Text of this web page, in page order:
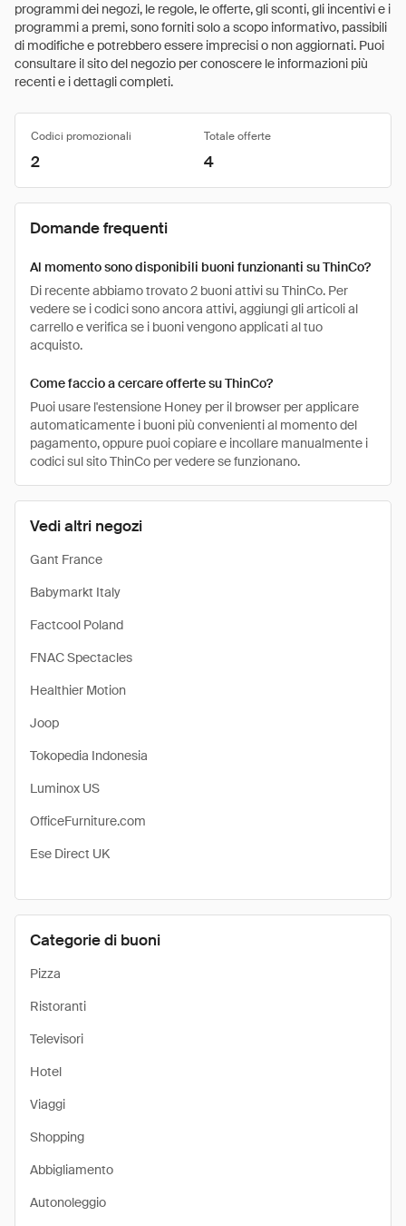
programmi dei negozi, le regole, le offerte, gli sconti, gli incentivi e i
programmi a premi, sono forniti solo a scopo informativo, passibili
di modifiche e potrebbero essere imprecisi o non aggiornati. Puoi
consultare il sito del negozio per conoscere le informazioni più
recenti e i dettagli completi.
Vedi altri negozi
Gant France
Babymarkt Italy
Factcool Poland
FNAC Spectacles
Healthier Motion
Joop
Tokopedia Indonesia
Luminox US
OfficeFurniture.com
Ese Direct UK
Categorie di buoni
Pizza
Ristoranti
Televisori
Hotel
Viaggi
Shopping
Abbigliamento
Autonoleggio
Codici promozionali Totale offerte
2 4
Domande frequenti
Al momento sono disponibili buoni funzionanti su ThinCo?
Di recente abbiamo trovato 2 buoni attivi su ThinCo. Per
vedere se i codici sono ancora attivi, aggiungi gli articoli al
carrello e verifica se i buoni vengono applicati al tuo
acquisto.
Come faccio a cercare offerte su ThinCo?
Puoi usare l'estensione Honey per il browser per applicare
automaticamente i buoni più convenienti al momento del
pagamento, oppure puoi copiare e incollare manualmente i
codici sul sito ThinCo per vedere se funzionano.